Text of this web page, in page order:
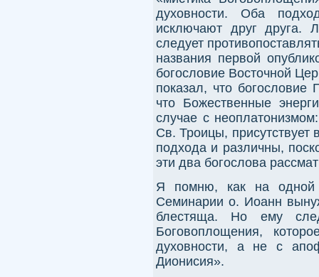
духовности. Оба
исключают друг друга.
следует
названия первой
богословие Восточной
показал, что
что Божественные
случае с
Св. Троицы, присутствует
подхода и различны,
эти два богослова
Я помню, как на одной
Семинарии о. Иоанн
блестяща. Но ему
Боговоплощения,
духовности, а не с
Дионисия».